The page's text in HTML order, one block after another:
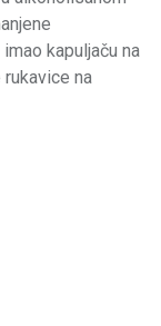
kapuljaču na
na